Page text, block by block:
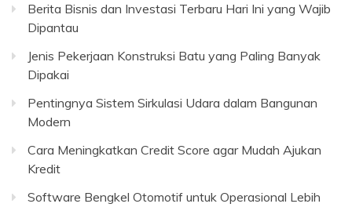
Berita Bisnis dan Investasi Terbaru Hari Ini yang Wajib
Dipantau
Jenis Pekerjaan Konstruksi Batu yang Paling Banyak
Dipakai
Pentingnya Sistem Sirkulasi Udara dalam Bangunan
Modern
Cara Meningkatkan Credit Score agar Mudah Ajukan
Kredit
Software Bengkel Otomotif untuk Operasional Lebih